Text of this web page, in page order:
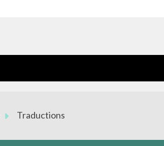
Traductions